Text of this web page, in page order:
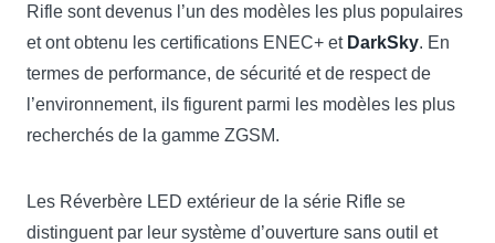
Rifle sont devenus l’un des modèles les plus populaires
et ont obtenu les certifications ENEC+ et DarkSky. En
termes de performance, de sécurité et de respect de
l’environnement, ils figurent parmi les modèles les plus
recherchés de la gamme ZGSM.
Les Réverbère LED extérieur de la série Rifle se
distinguent par leur système d’ouverture sans outil et